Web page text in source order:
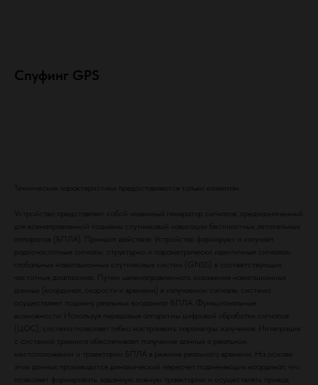
info@rusheltech.ru
Спуфинг GPS
Технические характеристики предоставляются только клиентам
Устройство представляет собой наземный генератор сигналов, предназначенный
для всенаправленной подмены спутниковой навигации беспилотных летательных
аппаратов (БПЛА). Принцип действия: Устройство формирует и излучает
радиочастотные сигналы, структурно и параметрически идентичные сигналам
глобальных навигационных спутниковых систем (GNSS) в соответствующих
частотных диапазонах. Путем целенаправленного искажения навигационных
данных (координат, скорости и времени) в излучаемом сигнале, система
осуществляет подмену реальных координат БПЛА. Функциональные
возможности: Используя передовые алгоритмы цифровой обработки сигналов
(ЦОС), система позволяет гибко настраивать параметры излучения. Интеграция
с системой трекинга обеспечивает получение данных о реальном
местоположении и траектории БПЛА в режиме реального времени. На основе
этих данных производится динамический пересчет подменяющих координат, что
позволяет формировать заданную ложную траекторию и осуществлять привод